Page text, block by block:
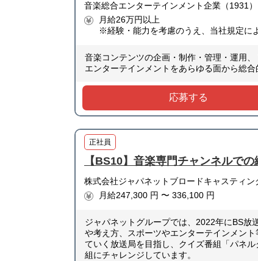
音楽総合エンターテインメント企業（1931）
月給26万円以上
※経験・能力を考慮のうえ、当社規定に
音楽コンテンツの企画・制作・管理・運用
エンターテインメントをあらゆる面から総
応募する
正社員
【BS10】音楽専門チャンネルで
株式会社ジャパネットブロードキャスティン
月給247,300 円 〜 336,100 円
ジャパネットグループでは、2022年にBS放
や考え方、スポーツやエンターテインメン
ていく放送局を目指し、クイズ番組「パネ
組にチャレンジしています。